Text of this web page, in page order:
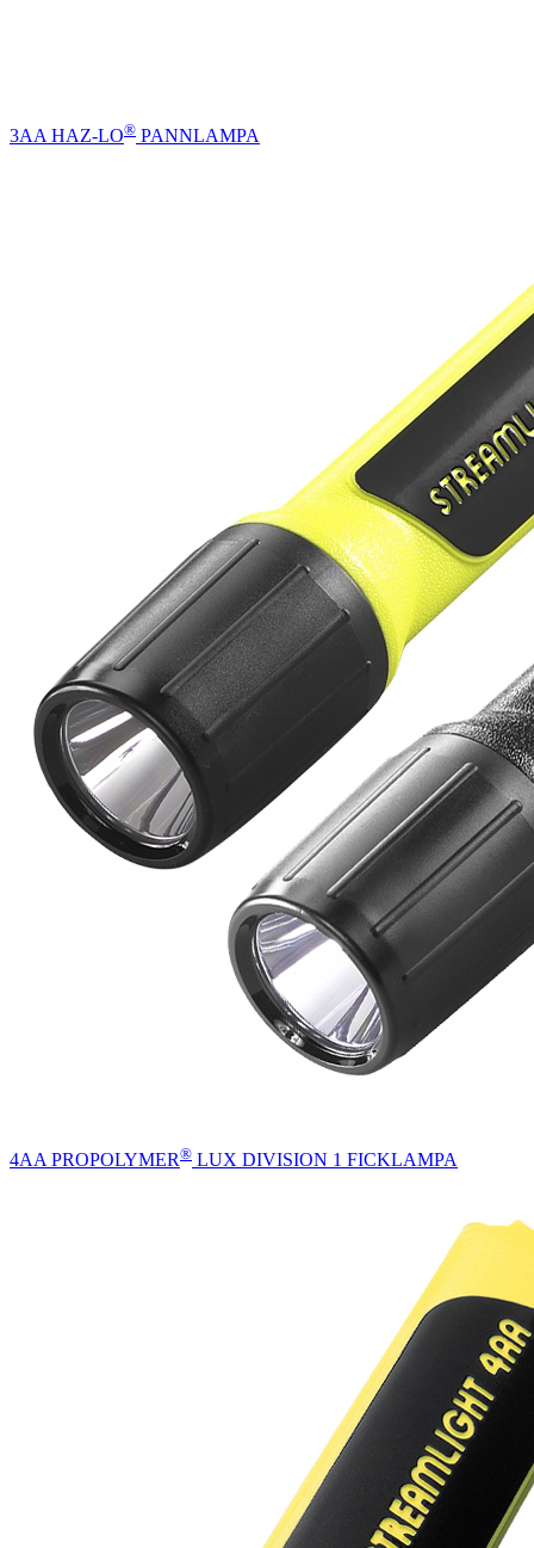
3AA HAZ-LO® PANNLAMPA
4AA PROPOLYMER® LUX DIVISION 1 FICKLAMPA